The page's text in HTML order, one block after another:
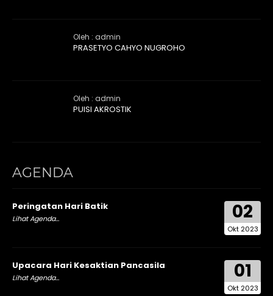
Oleh : admin
PRASETYO CAHYO NUGROHO
Oleh : admin
PUISI AKROSTIK
AGENDA
02
Okt 2023
Peringatan Hari Batik
Lihat Agenda...
01
Okt 2023
Upacara Hari Kesaktian Pancasila
Lihat Agenda...